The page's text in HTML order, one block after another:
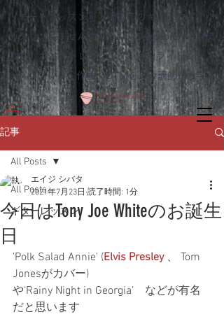
リモートレッスン可！熊本市のギター教室 ゆ
めタウンはませんすぐ近く｜Dagocomfy 音楽
教室 ボイストレーニング オンラインレッス
ン、ウクレレ、作曲、DTMをプロ講師から学ぶ
記事
All Posts
ギターレッスン
All Posts
今日はTony Joe Whiteのお誕生
日
エイジ シバタ
2021年7月23日 読了時間: 1分
'Polk Salad Annie' (Elvis Presley 、 Tom
Jonesがカバー)
や‘Rainy Night in Georgia’　などが有名
だと思います